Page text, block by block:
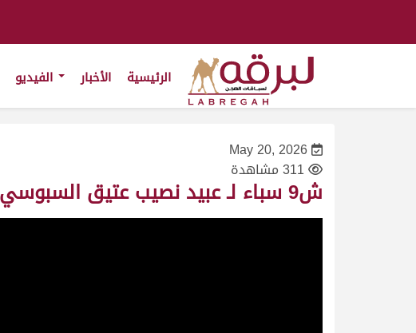
الرئيسية الأخبار
May 20, 2026
311 مشاهدة
ش9 سباء لـ عبيد نصيب عتيق السبوسي (مهرجان ختامي الوثبة 20-05-2026ص) حيل محليات إنتاج 12:37:95